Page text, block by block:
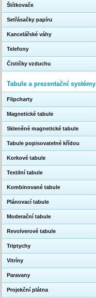
Štítkovače
Setřásačky papíru
Kancelářské váhy
Telefony
Čističky vzduchu
Tabule a prezentační systémy
Flipcharty
Magnetické tabule
Skleněné magnetické tabule
Tabule popisovatelné křídou
Korkové tabule
Textilní tabule
Kombinované tabule
Plánovací tabule
Moderační tabule
Revolverové tabule
Triptychy
Vitríny
Paravany
Projekční plátna